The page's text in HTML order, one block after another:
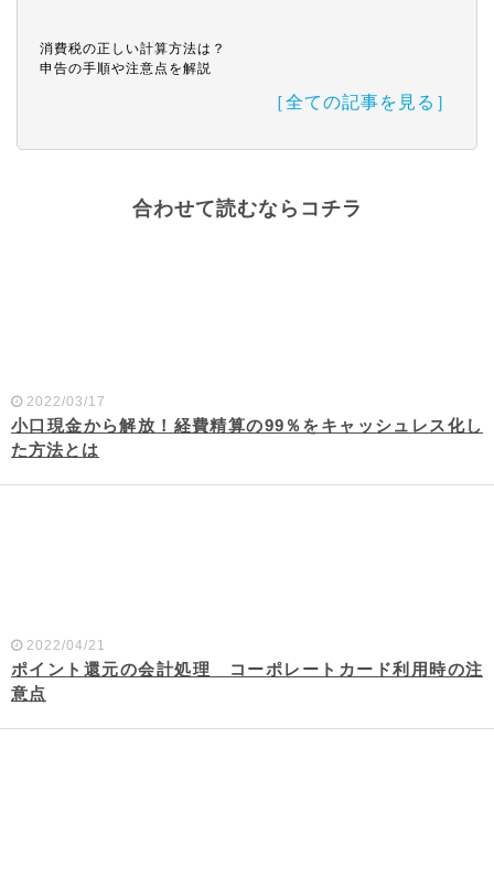
消費税の正しい計算方法は？
申告の手順や注意点を解説
［全ての記事を見る］
合わせて読むならコチラ
2022/03/17
小口現金から解放！経費精算の99％をキャッシュレス化し
た方法とは
2022/04/21
ポイント還元の会計処理 コーポレートカード利用時の注
意点